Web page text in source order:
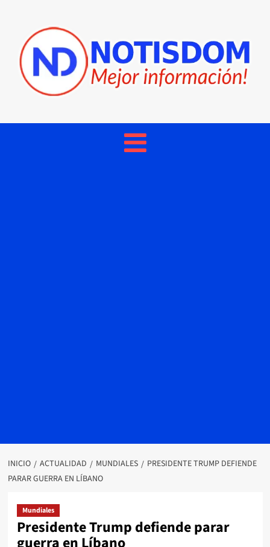
INICIO ACTUALIDAD MUNDIALES
PRESIDENTE TRUMP DEFIENDE
PARAR GUERRA EN LÍBANO
Mundiales
Presidente Trump defiende parar